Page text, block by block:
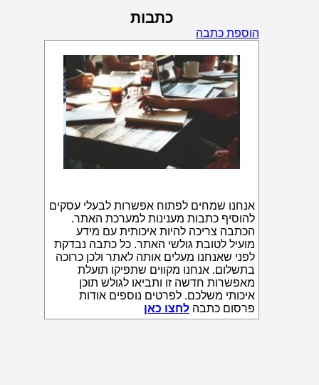
כתבות
הוספת כתבה
אנחנו שמחים לפתוח אפשרות לבעלי עסקים
להוסיף כתבות מענינות למערכת האתר.
הכתבה צריכה להיות איכותית עם מידע
מועיל לטובת גולשי האתר. כל כתבה נבדקת
לפני שאנחנו מעלים אותה לאתר ולכן כרוכה
בתשלום. אנחנו מקווים שתפיקו תועלת
מאפשרות חדשה זו ותביאו לגולש תוכן
איכותי משלכם. לפרטים נוספים אודות
פרסום כתבה לחצו כאן